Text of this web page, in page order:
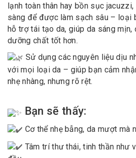
lạnh toàn thân hay bồn sục
sàng để được làm sạch sâu – loại
hỗ trợ tái tạo da, giúp da sáng mịn,
dưỡng chất tốt hơn.
Sử dụng các nguyên liệu dịu
với mọi loại da – giúp bạn cảm
nhẹ nhàng, nhưng rõ rệt.
Bạn sẽ thấy:
Cơ thể nhẹ bẫng, da mượt mà
Tâm trí thư thái, tinh thần như